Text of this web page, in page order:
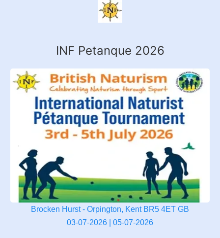
INF Petanque 2026
Brocken Hurst - Orpington, Kent BR5 4ET GB
03-07-2026 | 05-07-2026